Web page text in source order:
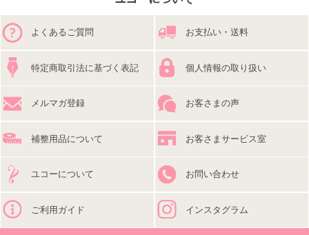
よくあるご質問 お支払い・送料
特定商取引法に基づく表記 個人情報の取り扱い
メルマガ登録 お客さまの声
補整用品について お客さまサービス室
ユコーについて お問い合わせ
ご利用ガイド インスタグラム